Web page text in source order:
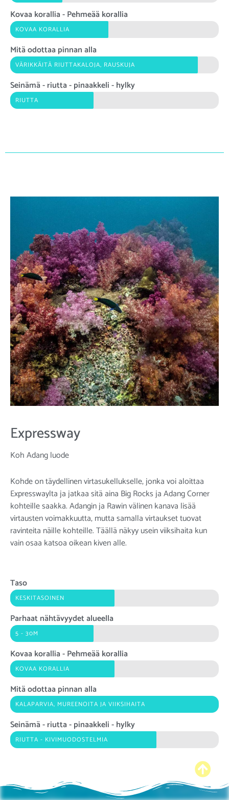
Kovaa korallia - Pehmeää korallia
KOVAA KORALLIA
Mitä odottaa pinnan alla
VÄRIKKÄITÄ RIUTTAKALOJA, RAUSKUJA
Seinämä - riutta - pinaakkeli - hylky
RIUTTA
Expressway
Koh Adang luode
Kohde on täydellinen virtasukellukselle, jonka voi aloittaa
Expresswaylta ja jatkaa sitä aina Big Rocks ja Adang Corner
kohteille saakka. Adangin ja Rawin välinen kanava lisää
virtausten voimakkuutta, mutta samalla virtaukset tuovat
ravinteita näille kohteille. Täällä näkyy usein viiksihaita kun
vain osaa katsoa oikean kiven alle.
Taso
KESKITASOINEN
Parhaat nähtävyydet alueella
5 - 30M
Kovaa korallia - Pehmeää korallia
KOVAA KORALLIA
Mitä odottaa pinnan alla
KALAPARVIA, MUREENOITA JA VIIKSIHAITA
Seinämä - riutta - pinaakkeli - hylky
RIUTTA - KIVIMUODOSTELMIA